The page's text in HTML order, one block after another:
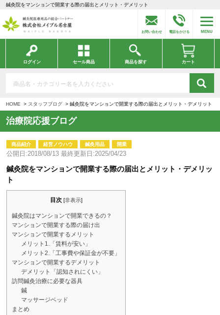
鍼灸院をマンションで開業する際の届出とメリット・デメリット
お問い合わせ 電話をかける MENU
ログイン セール商品 商品を探す カート
HOME スタッフブログ 鍼灸院をマンションで開業する際の届出とメリット・デメリット
治療院応援ブログ
商品紹介 経営ノウハウ 鍼灸用品 開業
公開日:2018/08/13 最終更新日:2025/04/23
鍼灸院をマンションで開業する際の届出とメリット・デメリッ
ト
目次 [非表示]
鍼灸院はマンションで開業できるの？
マンションで開業する際の届け出
マンションで開業するメリット
メリット1.「賃料が安い」
メリット2.「工事費や保証金が不要」
マンションで開業するデメリット
デメリット「認知されにくい」
訪問鍼灸治療に必要な器具
鍼
マッサージベッド
まとめ